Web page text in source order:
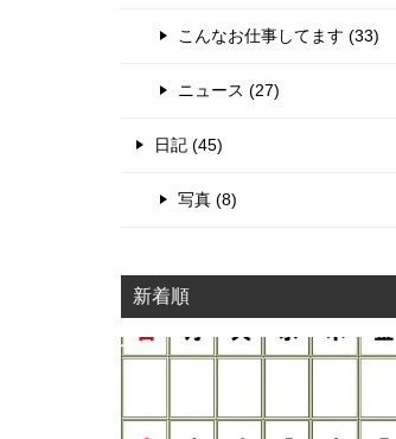
こんなお仕事してます (33)
ニュース (27)
日記 (45)
写真 (8)
新着順